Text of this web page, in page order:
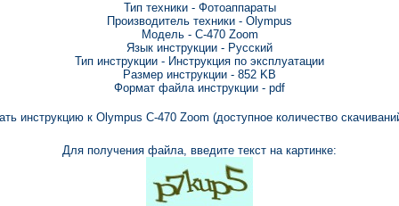
Тип техники - Фотоаппараты
Производитель техники - Olympus
Модель - C-470 Zoom
Язык инструкции - Русский
Тип инструкции - Инструкция по эксплуатации
Размер инструкции - 852 KB
Формат файла инструкции - pdf
инструкцию к Olympus C-470 Zoom (доступное количество
Для получения файла, введите текст на картинке: